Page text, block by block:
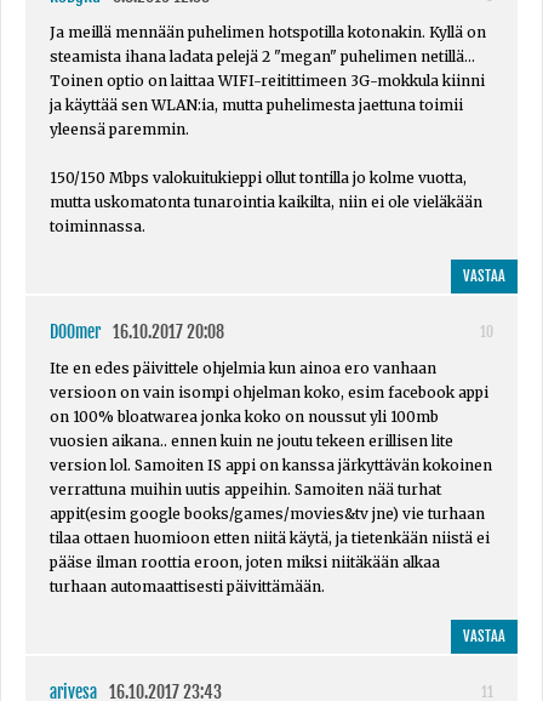
Ja meillä mennään puhelimen hotspotilla kotonakin. Kyllä on
steamista ihana ladata pelejä 2 "megan" puhelimen netillä...
Toinen optio on laittaa WIFI-reitittimeen 3G-mokkula kiinni
ja käyttää sen WLAN:ia, mutta puhelimesta jaettuna toimii
yleensä paremmin.
150/150 Mbps valokuitukieppi ollut tontilla jo kolme vuotta,
mutta uskomatonta tunarointia kaikilta, niin ei ole vieläkään
toiminnassa.
VASTAA
D00mer 16.10.2017 20:08
10
Ite en edes päivittele ohjelmia kun ainoa ero vanhaan
versioon on vain isompi ohjelman koko, esim facebook appi
on 100% bloatwarea jonka koko on noussut yli 100mb
vuosien aikana.. ennen kuin ne joutu tekeen erillisen lite
version lol. Samoiten IS appi on kanssa järkyttävän kokoinen
verrattuna muihin uutis appeihin. Samoiten nää turhat
appit(esim google books/games/movies&tv jne) vie turhaan
tilaa ottaen huomioon etten niitä käytä, ja tietenkään niistä ei
pääse ilman roottia eroon, joten miksi niitäkään alkaa
turhaan automaattisesti päivittämään.
VASTAA
arivesa 16.10.2017 23:43
11